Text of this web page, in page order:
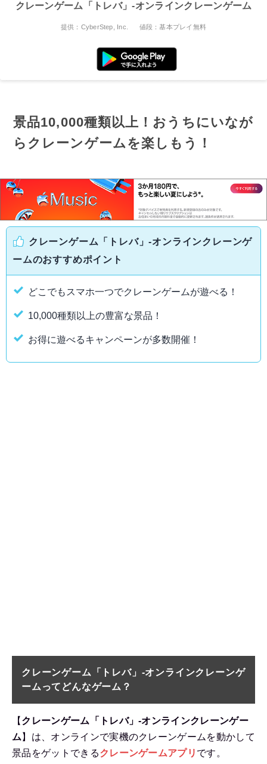
クレーンゲーム「トレバ」-オンラインクレーンゲーム
提供：CyberStep, Inc. 値段：基本プレイ無料
景品10,000種類以上！おうちにいなが
らクレーンゲームを楽しもう！
クレーンゲーム「トレバ」-オンラインクレーンゲ
ームのおすすめポイント
どこでもスマホ一つでクレーンゲームが遊べる！
10,000種類以上の豊富な景品！
お得に遊べるキャンペーンが多数開催！
クレーンゲーム「トレバ」-オンラインクレーンゲ
ームってどんなゲーム？
【 クレーンゲーム「トレバ」-オンラインクレーンゲー
ム】は、オンラインで実機のクレーンゲームを動かして
景品をゲットできるクレーンゲームアプリ です。